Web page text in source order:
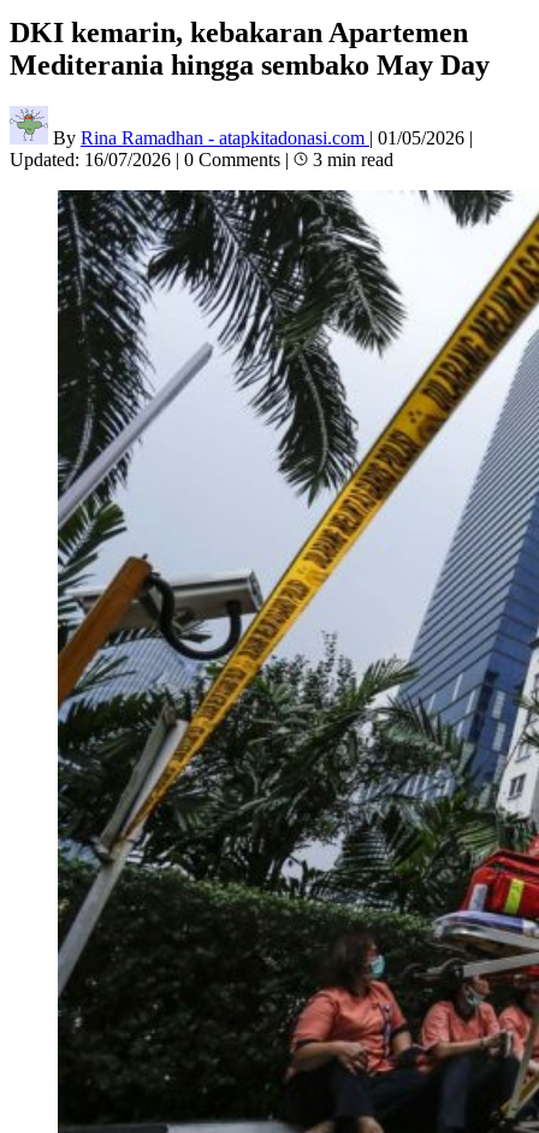
DKI kemarin, kebakaran Apartemen
Mediterania hingga sembako May Day
By Rina Ramadhan - atapkitadonasi.com | 01/05/2026 |
Updated: 16/07/2026 | 0 Comments | 3 min read